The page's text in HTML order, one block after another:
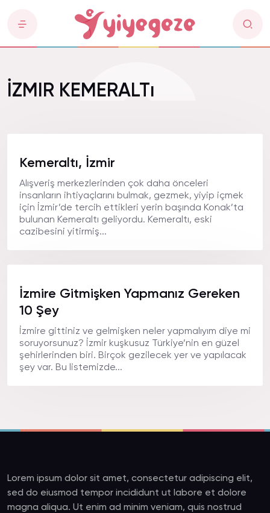
İZMIR KEMERALTı
Kemeraltı, İzmir
Alışveriş merkezlerinden çok daha önceleri
insanların ihtiyaçlarını bulmak, gezmek, yiyip içmek
için İzmir’de tercih ettikleri yerin başında Konak’ta
bulunan Kemeraltı geliyordu. Kemeraltı, eski
cazibesini yitirmiş...
İzmire Gitmişken Yapmanız Gereken
10 Şey
İzmire gittiniz ve gelmişken neler yapmalıyım diye mi
soruyorsunuz? İzmir kuşkusuz Türkiye’nin en güzel
şehirlerinden biri. Birçok gezilecek yer ve yapılacak
şey var. Bu listemizde...
Lorem ipsum dolor sit amet, consectetur adipiscing elit,
sed do eiusmod tempor incididunt ut labore et dolore
magna aliqua. Ut enim ad minim veniam, quis nostrud